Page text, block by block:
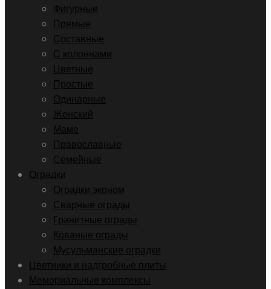
Фигурные
Прямые
Составные
С колоннами
Цветные
Простые
Одинарные
Женский
Маме
Православные
Семейные
Оградки
Оградки эконом
Сварные ограды
Гранитные ограды
Кованые ограды
Мусульманские оградки
Цветники и надгробные плиты
Мемориальные комплексы